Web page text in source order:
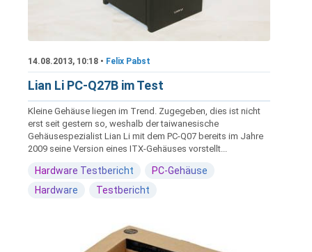
14.08.2013, 10:18 • Felix Pabst
Lian Li PC-Q27B im Test
Kleine Gehäuse liegen im Trend. Zugegeben, dies ist nicht
erst seit gestern so, weshalb der taiwanesische
Gehäusespezialist Lian Li mit dem PC-Q07 bereits im Jahre
2009 seine Version eines ITX-Gehäuses vorstellt...
Hardware Testbericht
PC-Gehäuse
Hardware
Testbericht